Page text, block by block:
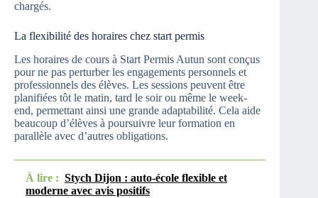
chargés.
La flexibilité des horaires chez start permis
Les horaires de cours à Start Permis Autun sont conçus
pour ne pas perturber les engagements personnels et
professionnels des élèves. Les sessions peuvent être
planifiées tôt le matin, tard le soir ou même le week-
end, permettant ainsi une grande adaptabilité. Cela aide
beaucoup d’élèves à poursuivre leur formation en
parallèle avec d’autres obligations.
À lire : Stych Dijon : auto-école flexible et
moderne avec avis positifs